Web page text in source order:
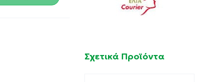
Σχετικά Προϊόντα